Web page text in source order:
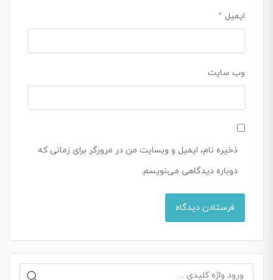
ایمیل *
وب‌ سایت
ذخیره نام، ایمیل و وبسایت من در مرورگر برای زمانی که
دوباره دیدگاهی می‌نویسم.
جستجو